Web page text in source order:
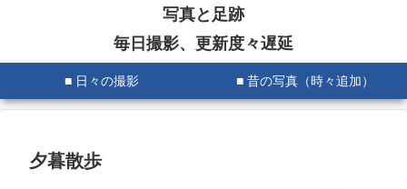
写真と足跡
毎日撮影、更新度々遅延
■ 日々の撮影 ■ 昔の写真（時々追加）
夕暮散歩